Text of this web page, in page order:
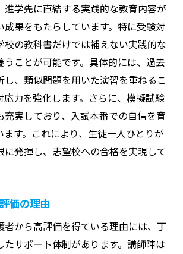
タイムマネジメントの秘訣
維持するための環境作り
道筋を明確化するプロセス
を軽減するための学習術
になる！田無町の成功事例から見
い塾の共通点
から学ぶ塾選びのコツ
を通じた比較のポイント
最終決定をするための基準
進学先に直結する実践的な教育内容が
成果をもたらしています。特に受験対
校の教科書だけでは補えない実践的な
うことが可能です。具体的には、過去
し、類似問題を用いた演習を重ねるこ
応力を強化します。さらに、模擬試験
充実しており、入試本番での自信を育
ます。これにより、生徒一人ひとりが
に発揮し、志望校への合格を実現して
価の理由
者から高評価を得ている理由には、丁
たサポート体制があります。講師陣は